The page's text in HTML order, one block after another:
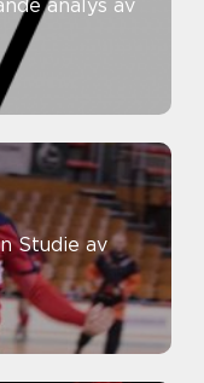
analys av
Studie av